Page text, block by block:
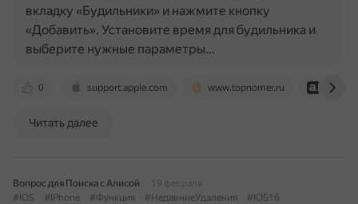
0 support.apple.com www.topnomer.ru istore-
вкладку «Будильники» и нажмите кнопку
«Добавить». Установите время для будильника и
выберите нужные параметры…
Читать далее
Вопрос для Поиска с Алисой
19 февраля
#IOS
#IPhone #Функция #НедавниеУдаления #IOS16